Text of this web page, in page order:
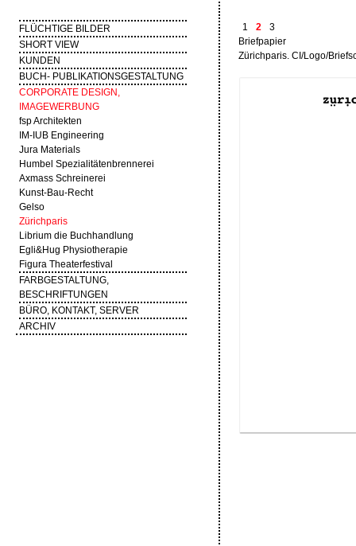
FLÜCHTIGE BILDER
SHORT VIEW
KUNDEN
BUCH- PUBLIKATIONSGESTALTUNG
CORPORATE DESIGN,
IMAGEWERBUNG
fsp Architekten
IM-IUB Engineering
Jura Materials
Humbel Spezialitätenbrennerei
Axmass Schreinerei
Kunst-Bau-Recht
Gelso
Zürichparis
Librium die Buchhandlung
Egli&Hug Physiotherapie
Figura Theaterfestival
FARBGESTALTUNG,
BESCHRIFTUNGEN
BÜRO, KONTAKT, SERVER
ARCHIV
1 2
3
Briefpapier
Zürichparis. CI/Logo/